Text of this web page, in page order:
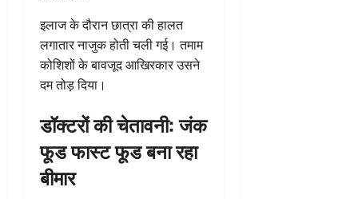
इलाज के दौरान छात्रा की हालत
लगातार नाजुक होती चली गई। तमाम
कोशिशों के बावजूद आखिरकार उसने
दम तोड़ दिया।
डॉक्टरों की चेतावनी: जंक
फूड फास्ट फूड बना रहा
बीमार